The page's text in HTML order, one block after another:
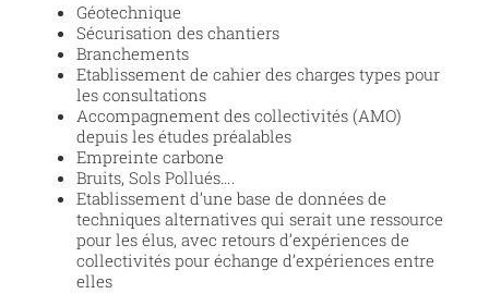
Géotechnique
Sécurisation des chantiers
Branchements
Etablissement de cahier des charges types pour
les consultations
Accompagnement des collectivités (AMO)
depuis les études préalables
Empreinte carbone
Bruits, Sols Pollués….
Etablissement d’une base de données de
techniques alternatives qui serait une ressource
pour les élus, avec retours d’expériences de
collectivités pour échange d’expériences entre
elles